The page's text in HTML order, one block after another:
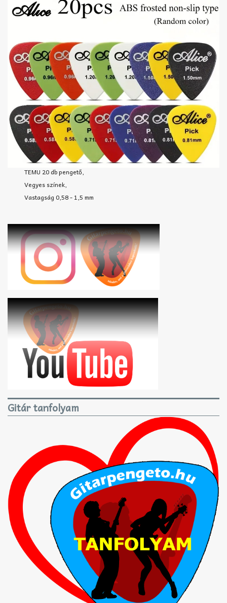
TEMU 20 db pengető,
Vegyes színek,
Vastagság 0,58 - 1,5 mm
Gitár tanfolyam